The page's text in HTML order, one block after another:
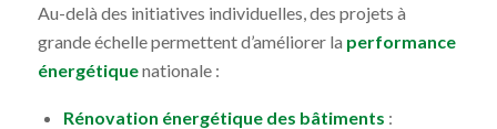
Au-delà des initiatives individuelles, des projets à
grande échelle permettent d’améliorer la performance
énergétiquenationale :
Rénovation énergétique des bâtiments :